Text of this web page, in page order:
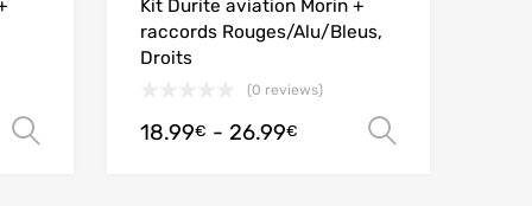
Scegli
Kit Durite aviation Morin +
raccords Rouges/Alu/Bleus,
Droits
(0 reviews)
18.99€ - 26.99€